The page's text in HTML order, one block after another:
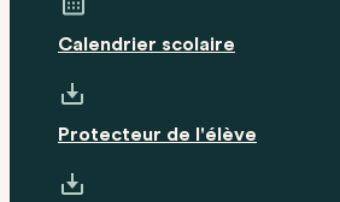
Calendrier scolaire
Protecteur de l'élève